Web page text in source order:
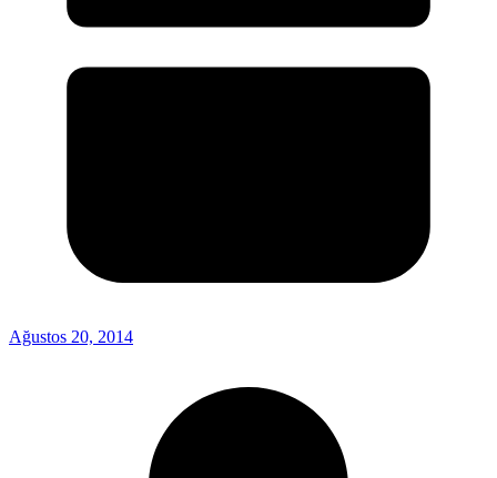
Ağustos 20, 2014